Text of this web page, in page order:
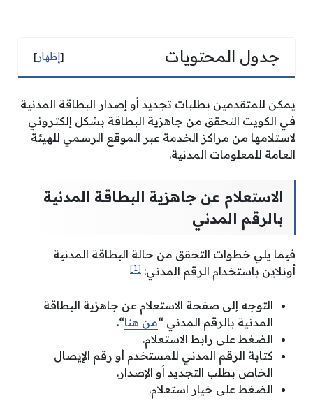
جدول المحتويات [إظهار]
يمكن للمتقدمين بطلبات تجديد أو إصدار البطاقة المدنية
في الكويت التحقق من جاهزية البطاقة بشكل إلكتروني
لاستلامها من مراكز الخدمة عبر الموقع الرسمي للهيئة
العامة للمعلومات المدنية.
الاستعلام عن جاهزية البطاقة المدنية
بالرقم المدني
فيما يلي خطوات التحقق من حالة البطاقة المدنية
أونلاين باستخدام الرقم المدني: [1]
التوجه إلى صفحة الاستعلام عن جاهزية البطاقة
المدنية بالرقم المدني “من هنا“.
الضغط على رابط الاستعلام.
كتابة الرقم المدني للمستخدم أو رقم الإيصال
الخاص بطلب التجديد أو الإصدار.
الضغط على خيار استعلام.